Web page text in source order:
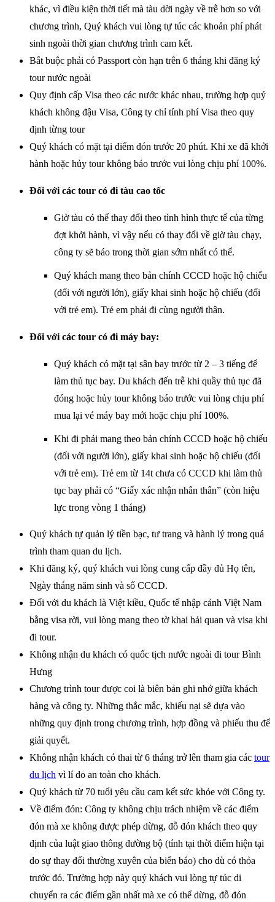
khác, vì điều kiện thời tiết mà tàu dời ngày về trễ hơn so với
chương trình, Quý khách vui lòng tự túc các khoản phí phát
sinh ngoài thời gian chương trình cam kết.
Bắt buộc phải có Passport còn hạn trên 6 tháng khi đăng ký
tour nước ngoài
Quy định cấp Visa theo các nước khác nhau, trường hợp quý
khách không đậu Visa, Công ty chỉ tính phí Visa theo quy
định từng tour
Quý khách có mặt tại điểm đón trước 20 phút. Khi xe đã khởi
hành hoặc hủy tour không báo trước vui lòng chịu phí 100%.
Đối với các tour có đi tàu cao tốc
Giờ tàu có thể thay đổi theo tình hình thực tế của từng
đợt khởi hành, vì vậy nếu có thay đổi về giờ tàu chạy,
công ty sẽ báo trong thời gian sớm nhất có thể.
Quý khách mang theo bản chính CCCD hoặc hộ chiếu
(đối với người lớn), giấy khai sinh hoặc hộ chiếu (đối
với trẻ em). Trẻ em phải đi cùng người thân.
Đối với các tour có đi máy bay:
Quý khách có mặt tại sân bay trước từ 2 – 3 tiếng để
làm thủ tục bay. Du khách đến trễ khi quầy thủ tục đã
đóng hoặc hủy tour không báo trước vui lòng chịu phí
mua lại vé máy bay mới hoặc chịu phí 100%.
Khi đi phải mang theo bản chính CCCD hoặc hộ chiếu
(đối với người lớn), giấy khai sinh hoặc hộ chiếu (đối
với trẻ em). Trẻ em từ 14t chưa có CCCD khi làm thủ
tục bay phải có “Giấy xác nhận nhân thân” (còn hiệu
lực trong vòng 1 tháng)
Quý khách tự quản lý tiền bạc, tư trang và hành lý trong quá
trình tham quan du lịch.
Khi đăng ký, quý khách vui lòng cung cấp đầy đủ Họ tên,
Ngày tháng năm sinh và số CCCD.
Đối với du khách là Việt kiều, Quốc tế nhập cảnh Việt Nam
bằng visa rời, vui lòng mang theo tờ khai hải quan và visa khi
đi tour.
Không nhận du khách có quốc tịch nước ngoài đi tour Bình
Hưng
Chương trình tour được coi là biên bản ghi nhớ giữa khách
hàng và công ty. Những thắc mắc, khiếu nại sẽ dựa vào
những quy định trong chương trình, hợp đồng và phiếu thu để
giải quyết.
Không nhận khách có thai từ 6 tháng trở lên tham gia các tour
du lịch vì lí do an toàn cho khách.
Quý khách từ 70 tuổi yêu cầu cam kết sức khỏe với Công ty.
Về điểm đón: Công ty không chịu trách nhiệm về các điểm
đón mà xe không được phép dừng, đỗ đón khách theo quy
định của luật giao thông đường bộ (tính tại thời điểm hiện tại
do sự thay đổi thường xuyên của biển báo) cho dù có thỏa
trước đó. Trường hợp này quý khách vui lòng tự túc di
chuyển ra các điểm gần nhất mà xe có thể dừng, đỗ đón